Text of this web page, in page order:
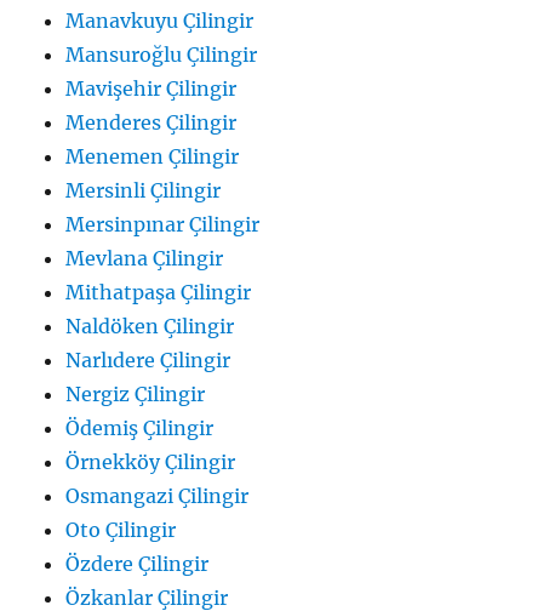
Manavkuyu Çilingir
Mansuroğlu Çilingir
Mavişehir Çilingir
Menderes Çilingir
Menemen Çilingir
Mersinli Çilingir
Mersinpınar Çilingir
Mevlana Çilingir
Mithatpaşa Çilingir
Naldöken Çilingir
Narlıdere Çilingir
Nergiz Çilingir
Ödemiş Çilingir
Örnekköy Çilingir
Osmangazi Çilingir
Oto Çilingir
Özdere Çilingir
Özkanlar Çilingir